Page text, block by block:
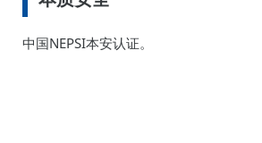
中国NEPSI本安认证。